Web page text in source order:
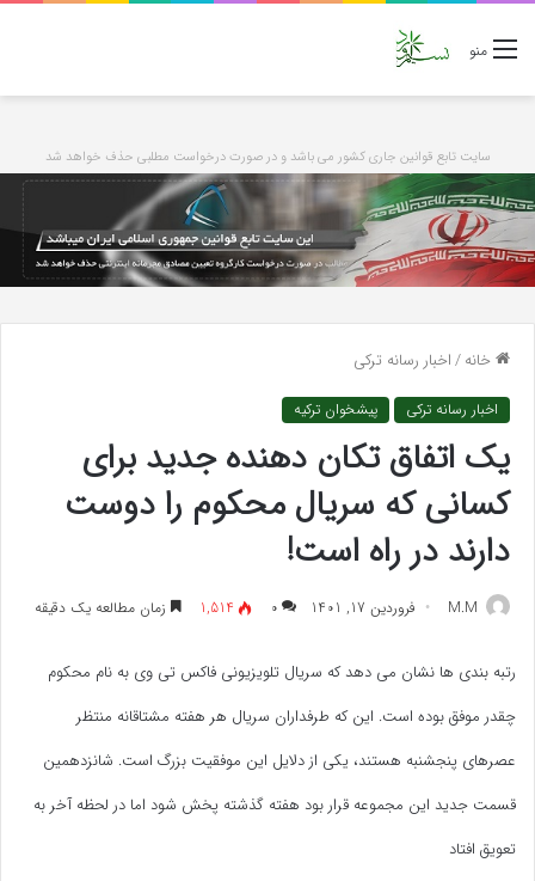
منو
سایت تابع قوانین جاری کشور می باشد و در صورت درخواست مطلبی حذف خواهد شد
خانه/اخبار رسانه ترکی
اخبار رسانه ترکی پیشخوان ترکیه
یک اتفاق تکان دهنده جدید برای
کسانی که سریال محکوم را دوست
دارند در راه است!
M.M فروردین 17, 1401 ۰ 1,514 زمان مطالعه یک دقیقه
رتبه بندی ها نشان می دهد که سریال تلویزیونی فاکس تی وی به نام محکوم
چقدر موفق بوده است. این که طرفداران سریال هر هفته مشتاقانه منتظر
عصرهای پنجشنبه هستند، یکی از دلایل این موفقیت بزرگ است. شانزدهمین
قسمت جدید این مجموعه قرار بود هفته گذشته پخش شود اما در لحظه آخر به
تعویق افتاد